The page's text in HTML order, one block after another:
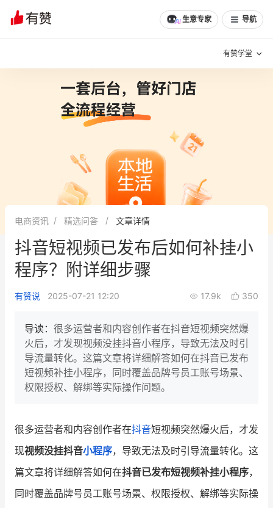
生意专家 导航
有赞学堂
增长方法
有赞专家说
新零售最佳实践
面对面聊增长
新零售大会 新零售茶会
增长产品指南
智库 产品场景库
行业洞察
品牌消费观 行业报告
文章 问诊 分享
电商资讯 精选问答 文章详情
抖音短视频已发布后如何补挂小
程序？附详细步骤
有赞说 2025-07-21 12:20 17.9k 350
导读： 很多运营者和内容创作者在抖音短视频突然爆
火后，才发现视频没挂抖音小程序，导致无法及时引
导流量转化。这篇文章将详细解答如何在抖音已发布
短视频补挂小程序，同时覆盖品牌号员工账号场景、
权限授权、解绑等实际操作问题。
很多运营者和内容创作者在抖音短视频突然爆火后，才发
现视频没挂抖音小程序，导致无法及时引导流量转化。这
篇文章将详细解答如何在抖音已发布短视频补挂小程序，
同时覆盖品牌号员工账号场景、权限授权、解绑等实际操